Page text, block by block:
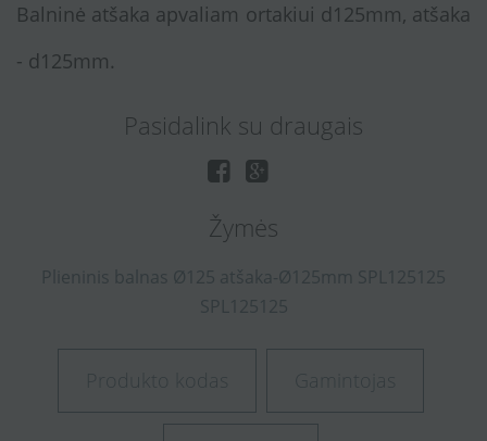
Balninė atšaka apvaliam ortakiui d125mm, atšaka
- d125mm.
Pasidalink su draugais
Žymės
Plieninis balnas Ø125 atšaka-Ø125mm SPL125125
SPL125125
Produkto kodas Gamintojas